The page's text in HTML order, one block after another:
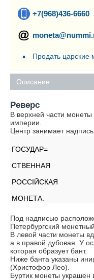
+7(968)436-6660
Продать царские
Описание
Реверс
В верхней части монеты
империи.
Центр занимает
ГОСУДАР=
СТВЕННАЯ
РОССIЙСКАЯ
МОНЕТА.
Под надписью
Петербургский
В левой части монеты
а в правой дубовая. У
которая образует бант.
Ниже банта указаны
(Христофор Лео).
Буртик монеты